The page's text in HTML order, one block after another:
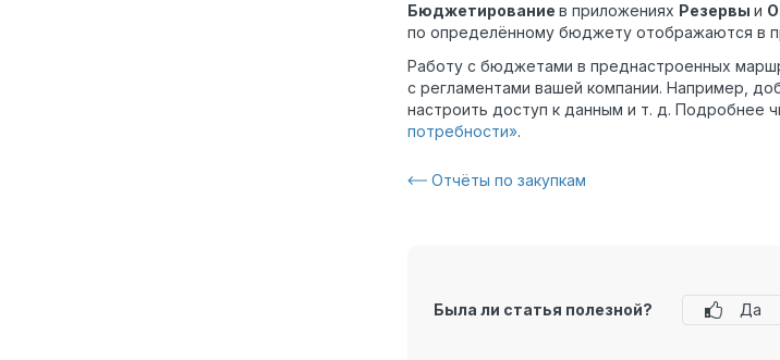
Бюджетирование в приложениях Резервы и
по определённому бюджету отображаются в
Работу с бюджетами в преднастроенных
с регламентами вашей компании. Например,
настроить доступ к данным и т. д. Подробнее
потребности».
Отчёты по закупкам
Была ли статья полезной? Да